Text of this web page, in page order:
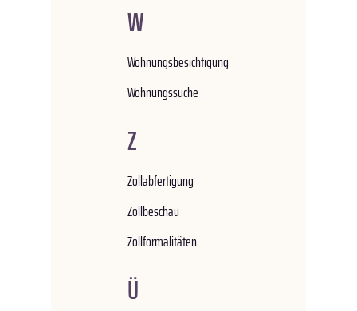
W
Wohnungsbesichtigung
Wohnungssuche
Z
Zollabfertigung
Zollbeschau
Zollformalitäten
Ü